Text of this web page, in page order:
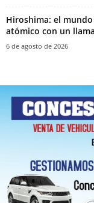
Hiroshima: el
atómico con un
6 de agosto de 2026